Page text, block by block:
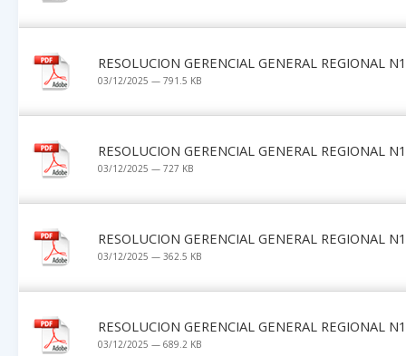
RESOLUCION GERENCIAL GENERAL REGIONAL
03/12/2025 — 791.5 KB
RESOLUCION GERENCIAL GENERAL REGIONAL
03/12/2025 — 727 KB
RESOLUCION GERENCIAL GENERAL REGIONAL
03/12/2025 — 362.5 KB
RESOLUCION GERENCIAL GENERAL REGIONAL
03/12/2025 — 689.2 KB